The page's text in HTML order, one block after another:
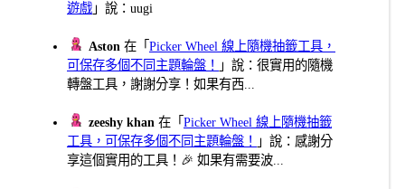
遊戲 」說：uugi
Aston 在「Picker Wheel 線上隨機抽籤工具，
可保存多個不同主題輪盤！
」說：很實用的隨機
轉盤工具，謝謝分享！如果有西...
zeeshy khan 在「Picker Wheel 線上隨機抽籤
工具，可保存多個不同主題輪盤！
」說：感謝分
享這個實用的工具！🎉 如果有需要波...